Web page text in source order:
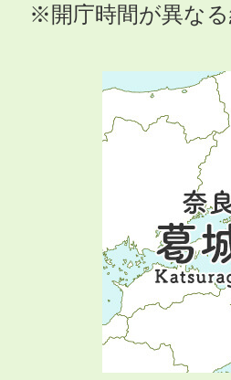
※開庁時間が異な